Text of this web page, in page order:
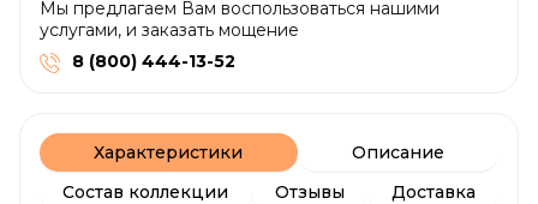
Мы предлагаем Вам воспользоваться нашими
услугами, и заказать мощение
8 (800) 444-13-52
Характеристики
Описание
Состав коллекции
Отзывы Доставка